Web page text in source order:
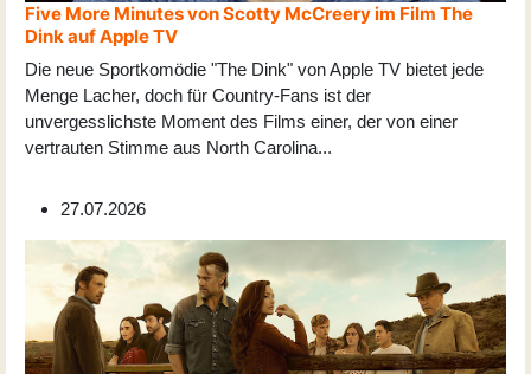
Five More Minutes von Scotty McCreery im Film The
Dink auf Apple TV
Die neue Sportkomödie "The Dink" von Apple TV bietet jede
Menge Lacher, doch für Country-Fans ist der
unvergesslichste Moment des Films einer, der von einer
vertrauten Stimme aus North Carolina...
27.07.2026